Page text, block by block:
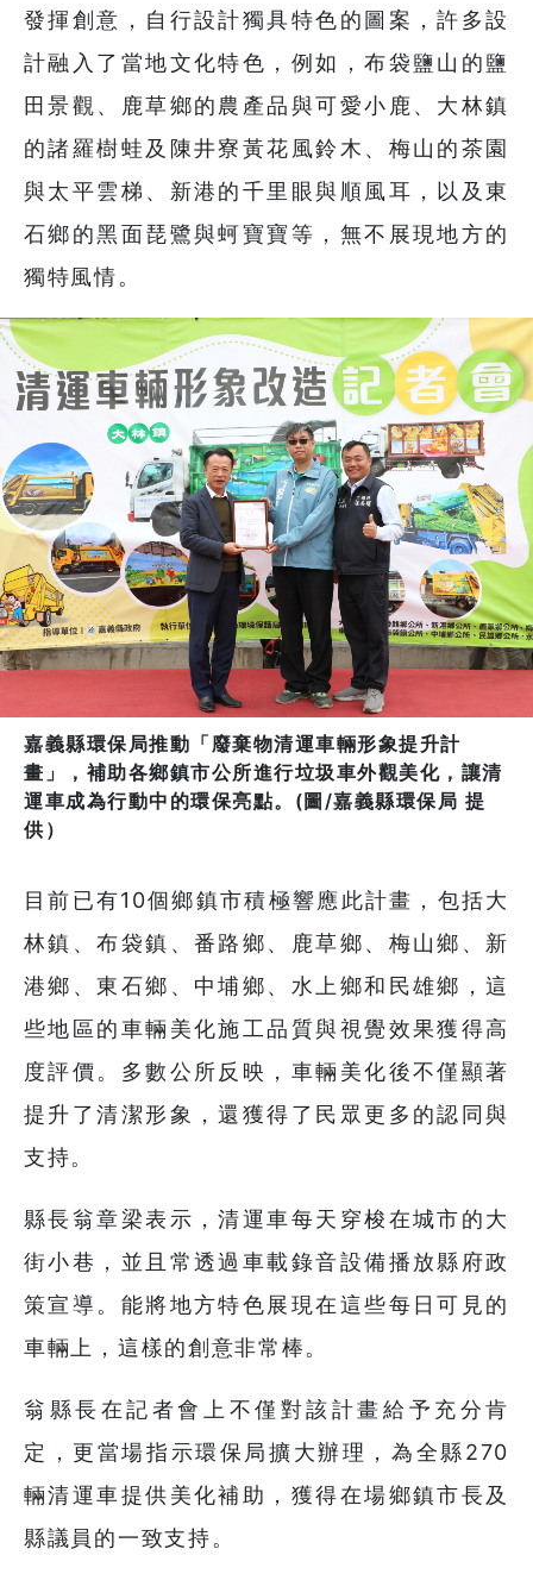
發揮創意，自行設計獨具特色的圖案，許多設
計融入了當地文化特色，例如，布袋鹽山的鹽
田景觀、鹿草鄉的農產品與可愛小鹿、大林鎮
的諸羅樹蛙及陳井寮黃花風鈴木、梅山的茶園
與太平雲梯、新港的千里眼與順風耳，以及東
石鄉的黑面琵鷺與蚵寶寶等，無不展現地方的
獨特風情。
嘉義縣環保局推動「廢棄物清運車輛形象提升計
畫」，補助各鄉鎮市公所進行垃圾車外觀美化，讓清
運車成為行動中的環保亮點。(圖/嘉義縣環保局 提
供）
目前已有10個鄉鎮市積極響應此計畫，包括大
林鎮、布袋鎮、番路鄉、鹿草鄉、梅山鄉、新
港鄉、東石鄉、中埔鄉、水上鄉和民雄鄉，這
些地區的車輛美化施工品質與視覺效果獲得高
度評價。多數公所反映，車輛美化後不僅顯著
提升了清潔形象，還獲得了民眾更多的認同與
支持。
縣長翁章梁表示，清運車每天穿梭在城市的大
街小巷，並且常透過車載錄音設備播放縣府政
策宣導。能將地方特色展現在這些每日可見的
車輛上，這樣的創意非常棒。
翁縣長在記者會上不僅對該計畫給予充分肯
定，更當場指示環保局擴大辦理，為全縣270
輛清運車提供美化補助，獲得在場鄉鎮市長及
縣議員的一致支持。